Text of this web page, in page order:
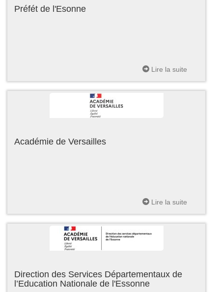
Préfét de l'Esonne
Lire la suite
Académie de Versailles
Lire la suite
Direction des Services Départementaux de
l’Education Nationale de l'Essonne